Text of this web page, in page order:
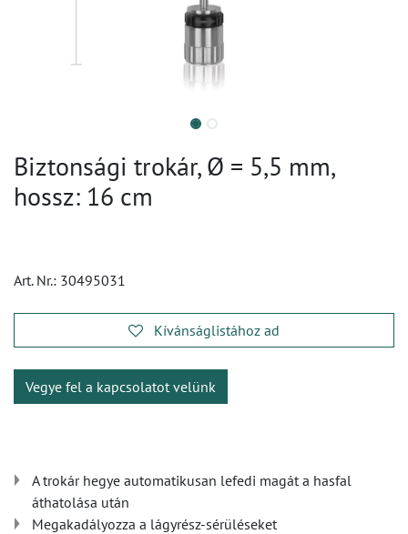
Biztonsági trokár, Ø = 5,5 mm,
hossz: 16 cm
Art. Nr.: 30495031
Kívánságlistához ad
Vegye fel a kapcsolatot velünk
A trokár hegye automatikusan lefedi magát a hasfal
áthatolása után
Megakadályozza a lágyrész-sérüléseket